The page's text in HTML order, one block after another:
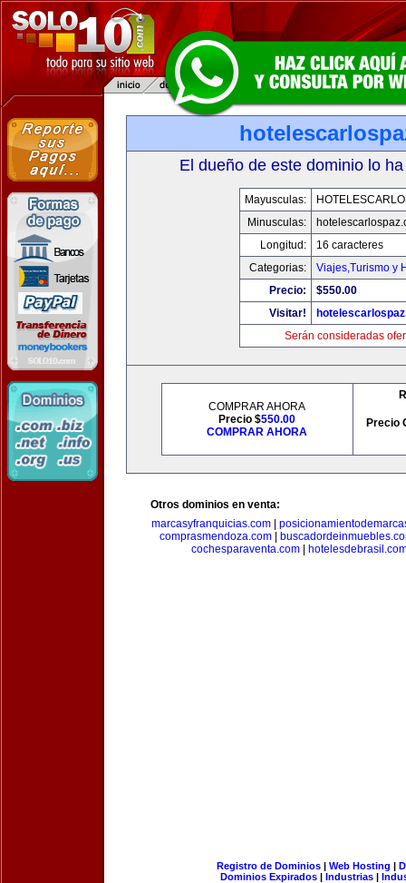
El dueño de este dominio lo
Mayusculas:
Minusculas:
Longitud:
16 caracteres
Categorias:
Viajes,Turismo y
Precio:
$550.00
Visitar!
Serán consideradas
COMPRAR AHORA
Precio $550.00
COMPRAR AHORA
Precio
Otros dominios en venta:
marcasyfranquicias.com|
comprasmendoza.com
cochesparaventa.com|
Registro de Dominios| Web Hosting |
Dominios Expirados | Industrias |